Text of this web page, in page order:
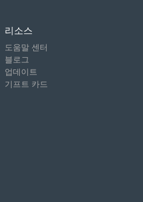
리소스
도움말 센터
블로그
업데이트
기프트 카드